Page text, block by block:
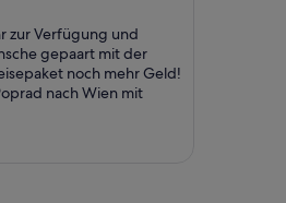
zur Verfügung und
gepaart mit der
noch mehr Geld!
nach Wien mit